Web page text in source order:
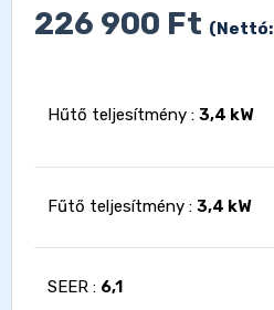
226 900 Ft (Nettó:
Hűtő teljesítmény : 3,4 kW
Fűtő teljesítmény : 3,4 kW
SEER : 6,1